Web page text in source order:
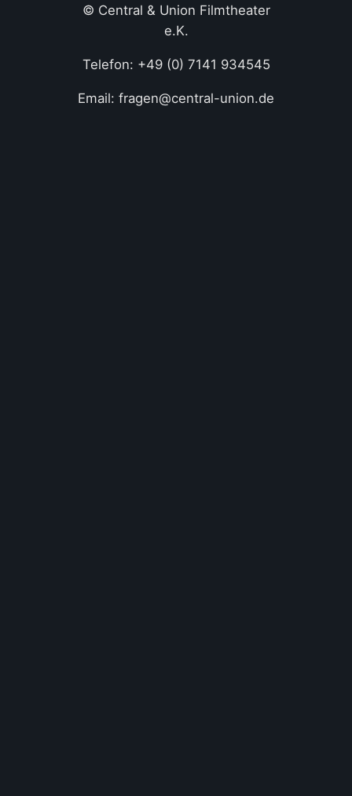
© Central & Union Filmtheater
e.K.
Telefon: +49 (0) 7141 934545
Email: fragen@central-union.de